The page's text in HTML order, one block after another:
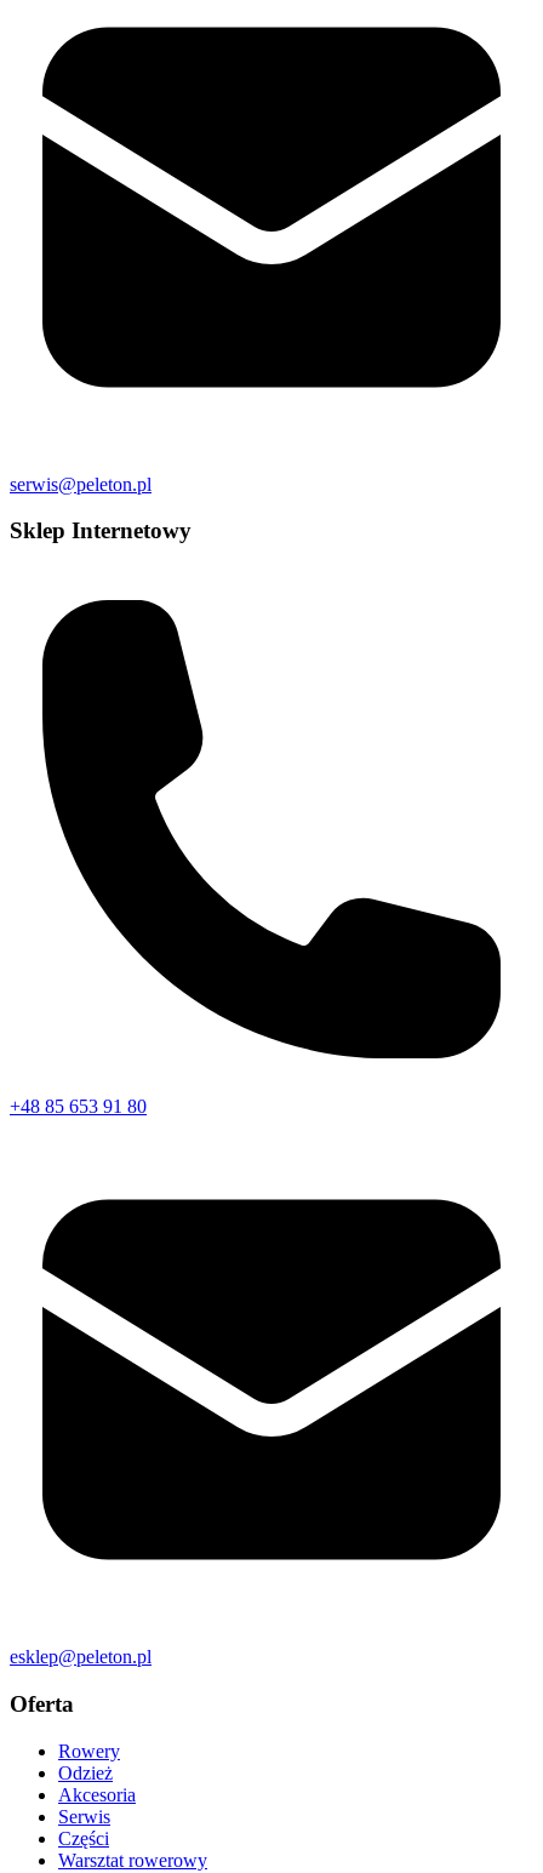
serwis@peleton.pl
Sklep Internetowy
+48 85 653 91 80
esklep@peleton.pl
Oferta
Rowery
Odzież
Akcesoria
Serwis
Części
Warsztat rowerowy